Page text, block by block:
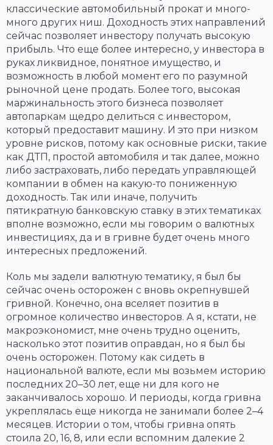
классические автомобильный прокат и много-
много других ниш. Доходность этих направлений
сейчас позволяет инвестору получать высокую
прибыль. Что еще более интересно, у инвестора в
руках ликвидное, понятное имущество, и
возможность в любой момент его по разумной
рыночной цене продать. Более того, высокая
маржинальность этого бизнеса позволяет
автопаркам щедро делиться с инвестором,
который предоставит машину. И это при низком
уровне рисков, потому как основные риски, такие
как ДТП, простой автомобиля и так далее, можно
либо застраховать, либо передать управляющей
компании в обмен на какую-то пониженную
доходность. Так или иначе, получить
пятикратную банковскую ставку в этих тематиках
вполне возможно, если мы говорим о валютных
инвестициях, да и в гривне будет очень много
интересных предложений.
Коль мы задели валютную тематику, я был бы
сейчас очень осторожен с вновь окрепнувшей
гривной. Конечно, она вселяет позитив в
огромное количество инвесторов. А я, кстати, не
макроэкономист, мне очень трудно оценить,
насколько этот позитив оправдан, но я был бы
очень осторожен. Потому как сидеть в
национальной валюте, если мы возьмем историю
последних 20–30 лет, еще ни для кого не
заканчивалось хорошо. И периоды, когда гривна
укреплялась еще никогда не занимали более 2–4
месяцев. Истории о том, чтобы гривна опять
стоила 20, 16, 8, или если вспомним далекие 2